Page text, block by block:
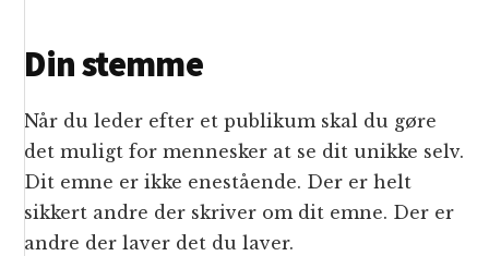
Din stemme
Når du leder efter et publikum skal du gøre
det muligt for mennesker at se dit unikke selv.
Dit emne er ikke enestående. Der er helt
sikkert andre der skriver om dit emne. Der er
andre der laver det du laver.